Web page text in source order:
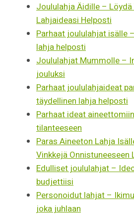
Joululahja Äidille –
Lahjaideasi Helposti
Parhaat joululahjat isälle
lahja helposti
Joululahjat Mummolle –
jouluksi
Parhaat joululahjaideat
täydellinen lahja helposti
Parhaat ideat
tilanteeseen
Paras Aineeton Lahja
Vinkkejä Onnistuneeseen
Edulliset joululahjat –
budjettiisi
Personoidut lahjat –
joka juhlaan